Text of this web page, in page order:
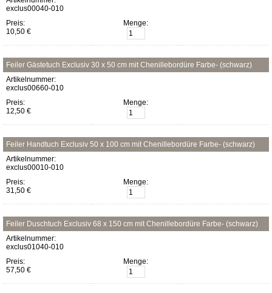
exclus00040-010
Preis:
10,50 €
Menge:
Feiler Gästetuch Exclusiv 30 x 50 cm mit Chenillebordüre Farbe- (schwarz)
Artikelnummer:
exclus00660-010
Preis:
12,50 €
Menge:
Feiler Handtuch Exclusiv 50 x 100 cm mit Chenillebordüre Farbe- (schwarz)
Artikelnummer:
exclus00010-010
Preis:
31,50 €
Menge:
Feiler Duschtuch Exclusiv 68 x 150 cm mit Chenillebordüre Farbe- (schwarz)
Artikelnummer:
exclus01040-010
Preis:
57,50 €
Menge: